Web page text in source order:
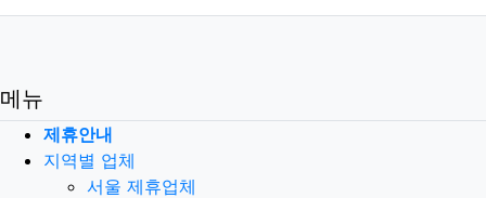
메뉴
제휴안내
지역별 업체
서울 제휴업체